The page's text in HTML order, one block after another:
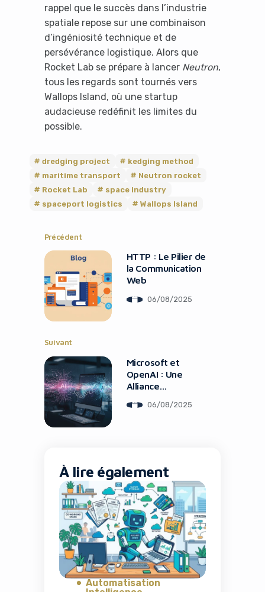
rappel que le succès dans l’industrie
spatiale repose sur une combinaison
d’ingéniosité technique et de
persévérance logistique. Alors que
Rocket Lab se prépare à lancer Neutron,
tous les regards sont tournés vers
Wallops Island, où une startup
audacieuse redéfinit les limites du
possible.
dredging project
kedging method
maritime transport
Neutron rocket
Rocket Lab
space industry
spaceport logistics
Wallops Island
Précédent
HTTP : Le Pilier de
la Communication
Web
06/08/2025
Suivant
Microsoft et
OpenAI : Une
Alliance
06/08/2025
À lire également
Automatisation